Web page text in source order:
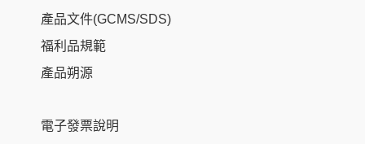
產品文件(GCMS/SDS)
福利品規範
產品朔源
電子發票說明